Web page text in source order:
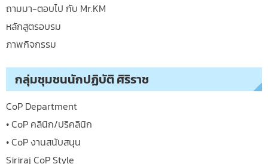
ถามมา-ตอบไป กับ Mr.KM
หลักสูตรอบรม
ภาพกิจกรรม
กลุ่มชุมชนนักปฏิบัติ ศิริราช
CoP Department
• CoP คลินิก/ปริคลินิก
• CoP งานสนับสนุน
Siriraj CoP Style